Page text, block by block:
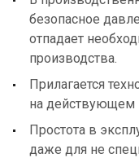
безопасное
отпадает
производства.
Прилагается
на действующем
Простота в
даже для не